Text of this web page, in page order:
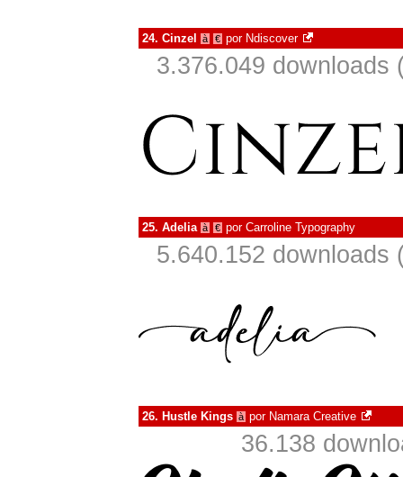
24. Cinzel à € por Ndiscover
3.376.049 downloads
25. Adelia à € por Carroline Typography
5.640.152 downloads
26. Hustle Kings à por Namara Creative
36.138